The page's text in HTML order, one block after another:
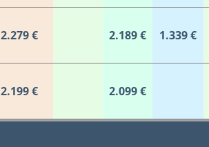
2.279 € 2.189 € 1.339 €
2.199 € 2.099 €